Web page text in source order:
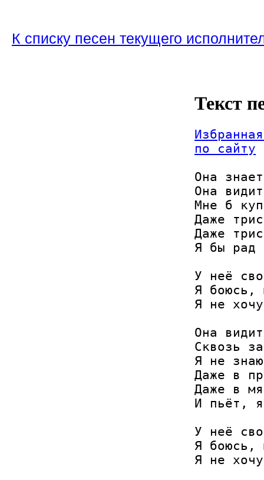
К списку песен текущего
Текст
по сайту
Она
Она
Мне б
Даже
Даже
Я бы рад
У неё
Я боюсь,
Я не
Она
Сквозь
Я не
Даже в
Даже в
И пьёт,
У неё
Я боюсь,
Я не